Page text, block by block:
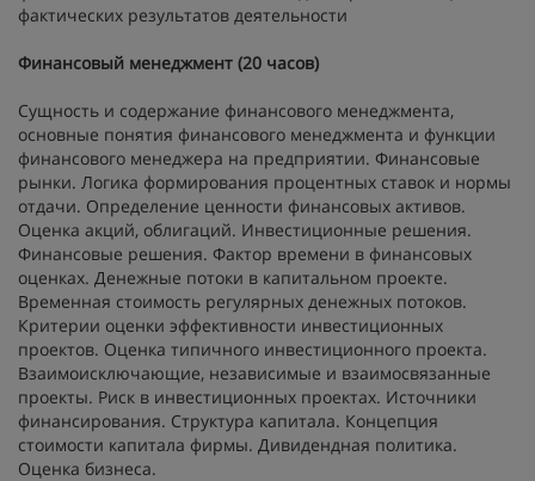
фактических результатов деятельности
Финансовый менеджмент (20 часов)
Сущность и содержание финансового менеджмента,
основные понятия финансового менеджмента и функции
финансового менеджера на предприятии. Финансовые
рынки. Логика формирования процентных ставок и нормы
отдачи. Определение ценности финансовых активов.
Оценка акций, облигаций. Инвестиционные решения.
Финансовые решения. Фактор времени в финансовых
оценках. Денежные потоки в капитальном проекте.
Временная стоимость регулярных денежных потоков.
Критерии оценки эффективности инвестиционных
проектов. Оценка типичного инвестиционного проекта.
Взаимоисключающие, независимые и взаимосвязанные
проекты. Риск в инвестиционных проектах. Источники
финансирования. Структура капитала. Концепция
стоимости капитала фирмы. Дивидендная политика.
Оценка бизнеса.